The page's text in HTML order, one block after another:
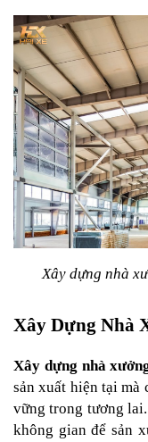
Xây dựng nhà
Xây Dựng Nhà
Xây dựng nhà
sản xuất hiện tại mà
vững trong tương
không gian để sản